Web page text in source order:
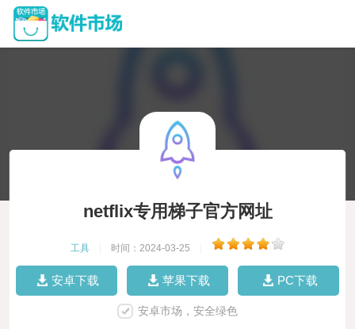
netflix专用梯子官方网址
工具 时间：2024-03-25
安卓下载 苹果下载 PC下载
安卓市场，安全绿色